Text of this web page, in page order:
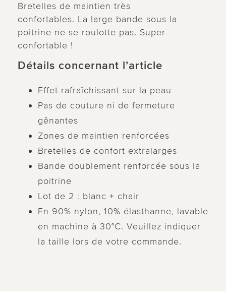
Bretelles de maintien très
confortables. La large bande sous la
poitrine ne se roulotte pas. Super
confortable !
Détails concernant l’article
Effet rafraîchissant sur la peau
Pas de couture ni de fermeture
gênantes
Zones de maintien renforcées
Bretelles de confort extralarges
Bande doublement renforcée sous la
poitrine
Lot de 2 : blanc + chair
En 90% nylon, 10% élasthanne, lavable
en machine à 30°C. Veuillez indiquer
la taille lors de votre commande.